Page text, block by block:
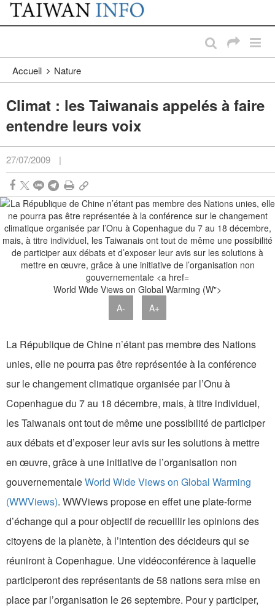
Passer au contenu principal
:::
Accueil Nature
Climat : les Taiwanais appelés à faire
entendre leurs voix
27/07/2009 |
World Wide Views on Global Warming (W">
A-
A+
La République de Chine n’étant pas membre des Nations
unies, elle ne pourra pas être représentée à la conférence
sur le changement climatique organisée par l’Onu à
Copenhague du 7 au 18 décembre, mais, à titre individuel,
les Taiwanais ont tout de même une possibilité de participer
aux débats et d’exposer leur avis sur les solutions à mettre
en œuvre, grâce à une initiative de l’organisation non
gouvernementaleWorld Wide Views on Global Warming
(WWViews). WWViews propose en effet une plate-forme
d’échange qui a pour objectif de recueillir les opinions des
citoyens de la planète, à l’intention des décideurs qui se
réuniront à Copenhague. Une vidéoconférence à laquelle
participeront des représentants de 58 nations sera mise en
place par l’organisation le 26 septembre. Pour y participer,